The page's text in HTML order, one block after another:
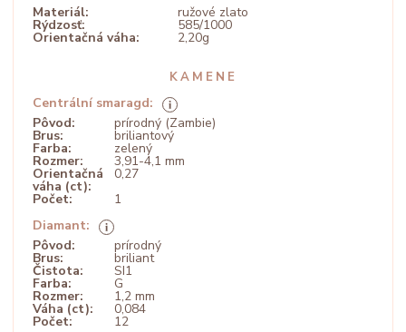
Materiál: ružové zlato
Rýdzosť: 585/1000
Orientačná váha: 2,20g
KAMENE
Centrální smaragd:
Pôvod:
prírodný (Zambie)
Brus: briliantový
Farba: zelený
Rozmer: 3,91-4,1 mm
Orientačná
váha (ct):
0,27
Počet:
1
Diamant:
Pôvod:
prírodný
Brus: briliant
Čistota: SI1
Farba: G
Rozmer: 1,2 mm
Váha (ct): 0,084
Počet: 12